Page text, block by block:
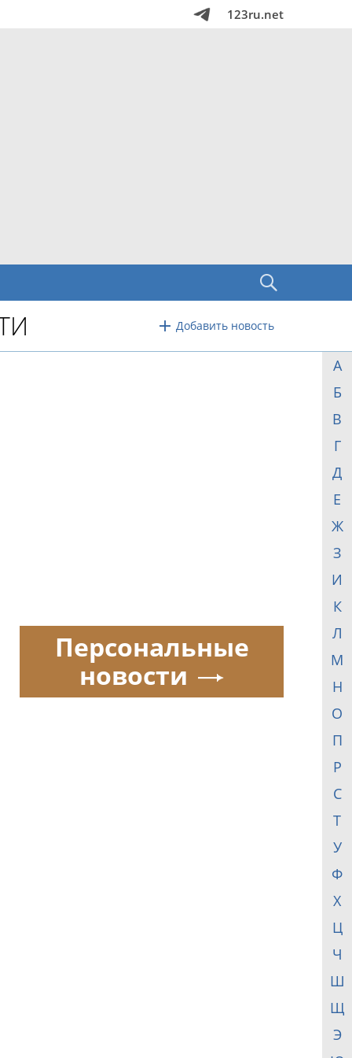
123ru.net
Добавить новость
А
Б
В
Г
Д
Е
Ж
З
И
К
Л
М
Н
О
П
Р
С
Т
У
Ф
Х
Ц
Ч
Ш
Щ
Э
Персональные
новости